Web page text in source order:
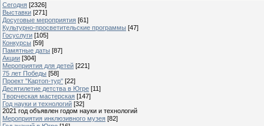
Сегодня [2326]
Выставки [271]
Досуговые мероприятия [61]
Культурно-просветительские программы [47]
Госуслуги [105]
Конкурсы [59]
Памятные даты [87]
Акции [304]
Мероприятия для детей [221]
75 лет Победы [58]
Проект "Картоп-тур" [22]
Десятилетие детства в Югре [11]
Творческая мастерская [147]
Год науки и технологий [32]
2021 год объявлен годом науки и технологий
Мероприятия инклюзивного музея [82]